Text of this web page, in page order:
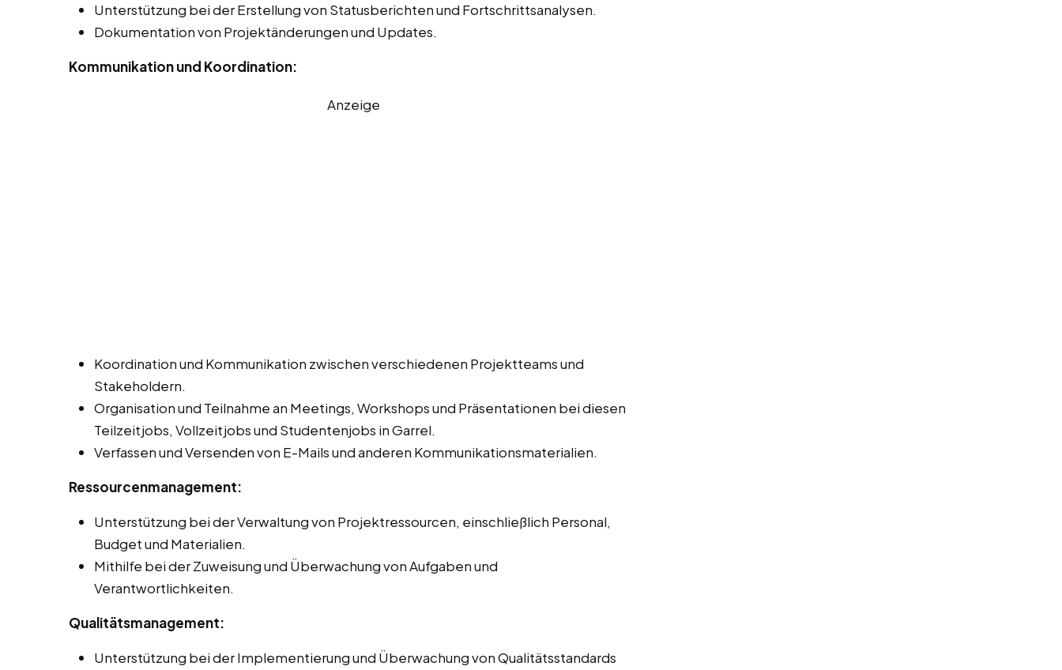
Unterstützung bei der Erstellung von Statusberichten und Fortschrittsanalysen.
Dokumentation von Projektänderungen und Updates.
Kommunikation und Koordination:
Anzeige
Koordination und Kommunikation zwischen verschiedenen Projektteams und
Stakeholdern.
Organisation und Teilnahme an Meetings, Workshops und Präsentationen bei diesen
Teilzeitjobs, Vollzeitjobs und Studentenjobs in Garrel.
Verfassen und Versenden von E-Mails und anderen Kommunikationsmaterialien.
Ressourcenmanagement:
Unterstützung bei der Verwaltung von Projektressourcen, einschließlich Personal,
Budget und Materialien.
Mithilfe bei der Zuweisung und Überwachung von Aufgaben und
Verantwortlichkeiten.
Qualitätsmanagement:
Unterstützung bei der Implementierung und Überwachung von Qualitätsstandards